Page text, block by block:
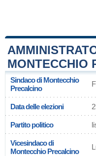
MONTECCHIO
Sindaco di Montecchio
Precalcino
Data delle elezioni
Partito politico
Vicesindaco di
Montecchio Precalcino